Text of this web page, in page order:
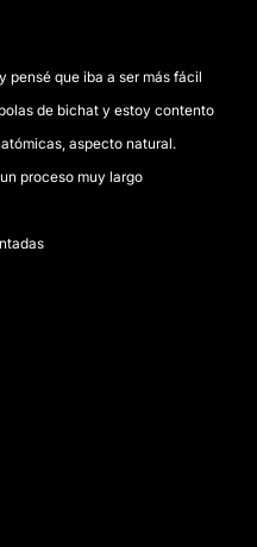
pensé que iba a ser más fácil
de bichat y estoy contento
aspecto natural.
proceso muy largo